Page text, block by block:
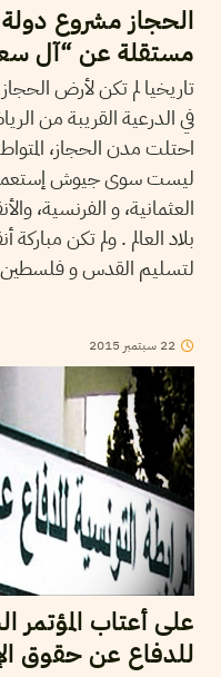
الحجاز مشروع
مستقلة عن “آل
تاريخيا لم تكن لأرض
في الدرعية القريبة من
احتلت مدن الحجاز،
ليست سوى جيوش
العثمانية، و الفرنسية،
بلاد العالم . ولم تكن مباركة
لتسليم القدس و فلسطين
22 سبتمبر 2015
على أعتاب المؤتمر
للدفاع عن حقوق